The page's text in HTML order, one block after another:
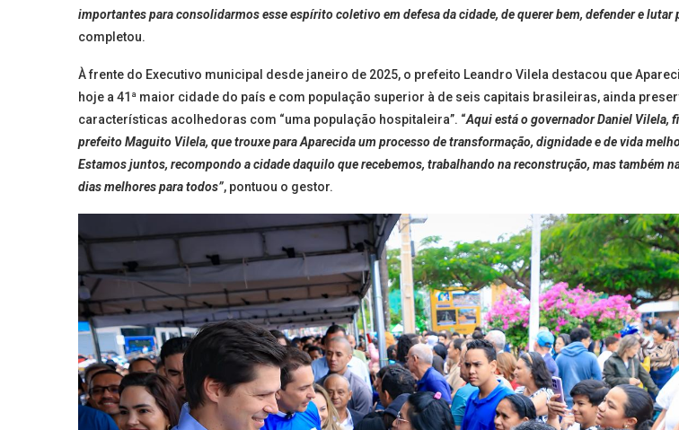
importantes para consolidarmos esse espírito coletivo em defesa da cidade, de querer bem, defender e lutar
completou.
À frente do Executivo municipal desde janeiro de 2025, o prefeito Leandro Vilela destacou que
hoje a 41ª maior cidade do país e com população superior à de seis capitais brasileiras, ainda
características acolhedoras com “uma população hospitaleira”. “Aqui está o governador Daniel Vilela,
prefeito Maguito Vilela, que trouxe para Aparecida um processo de transformação, dignidade e de vida
Estamos juntos, recompondo a cidade daquilo que recebemos, trabalhando na reconstrução, mas também
dias melhores para todos”, pontuou o gestor.